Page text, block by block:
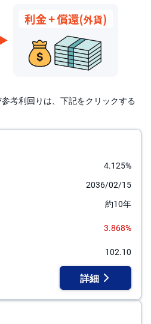
考利回りは、下記をクリックする
4.125%
2036/02/15
約10年
3.868%
102.10
詳細